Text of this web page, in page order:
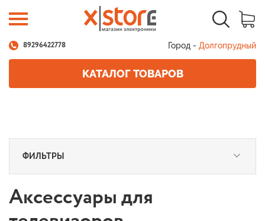
89296422778 Город - Долгопрудный
КАТАЛОГ ТОВАРОВ
ФИЛЬТРЫ
Аксессуары для